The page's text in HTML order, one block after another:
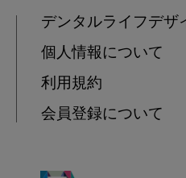
デンタルライフデザ
個人情報について
利用規約
会員登録について